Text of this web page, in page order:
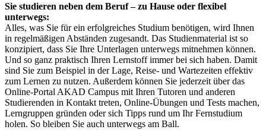
Sie studieren neben dem Beruf – zu Hause oder flexibel
unterwegs:
Alles, was Sie für ein erfolgreiches Studium benötigen, wird Ihnen
in regelmäßigen Abständen zugesandt. Das Studienmaterial ist so
konzipiert, dass Sie Ihre Unterlagen unterwegs mitnehmen können.
Und so ganz praktisch Ihren Lernstoff immer bei sich haben. Damit
sind Sie zum Beispiel in der Lage, Reise- und Wartezeiten effektiv
zum Lernen zu nutzen. Außerdem können Sie jederzeit über das
Online-Portal AKAD Campus mit Ihren Tutoren und anderen
Studierenden in Kontakt treten, Online-Übungen und Tests machen,
Lerngruppen gründen oder sich Tipps rund um Ihr Fernstudium
holen. So bleiben Sie auch unterwegs am Ball.